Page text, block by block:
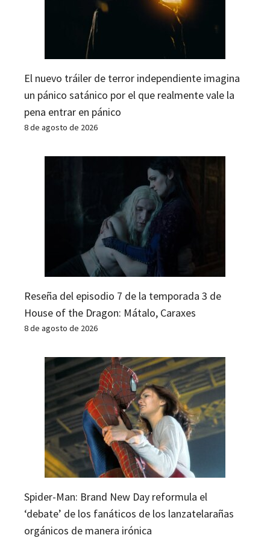
El nuevo tráiler de terror independiente imagina
un pánico satánico por el que realmente vale la
pena entrar en pánico
8 de agosto de 2026
Reseña del episodio 7 de la temporada 3 de
House of the Dragon: Mátalo, Caraxes
8 de agosto de 2026
Spider-Man: Brand New Day reformula el
‘debate’ de los fanáticos de los lanzatelarañas
orgánicos de manera irónica